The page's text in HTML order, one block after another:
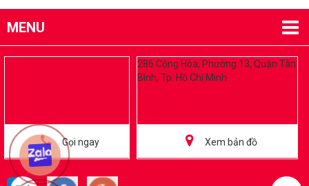
MENU
Gọi ngay
286 Cộng Hòa, Phường 13, Quận Tân
Bình, Tp. Hồ Chí Minh
Xem bản đồ